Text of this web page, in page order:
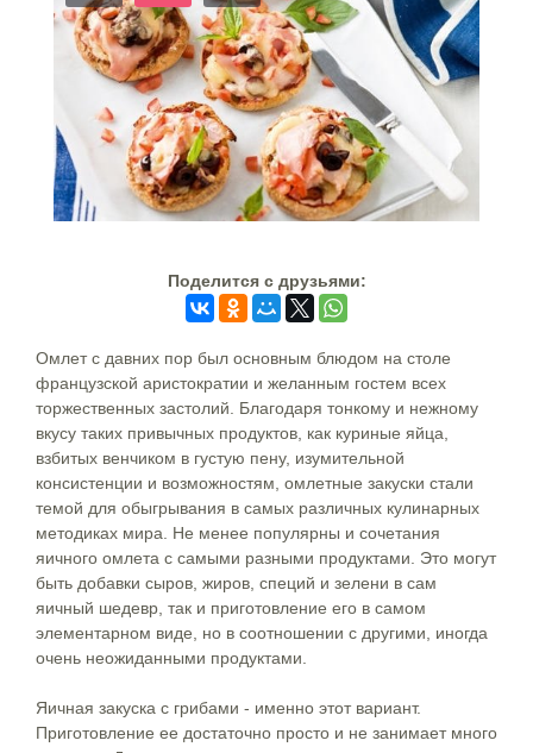
Поделится c друзьями:
Омлет с давних пор был основным блюдом на столе
французской аристократии и желанным гостем всех
торжественных застолий. Благодаря тонкому и нежному
вкусу таких привычных продуктов, как куриные яйца,
взбитых венчиком в густую пену, изумительной
консистенции и возможностям, омлетные закуски стали
темой для обыгрывания в самых различных кулинарных
методиках мира. Не менее популярны и сочетания
яичного омлета с самыми разными продуктами. Это могут
быть добавки сыров, жиров, специй и зелени в сам
яичный шедевр, так и приготовление его в самом
элементарном виде, но в соотношении с другими, иногда
очень неожиданными продуктами.
Яичная закуска с грибами - именно этот вариант.
Приготовление ее достаточно просто и не занимает много